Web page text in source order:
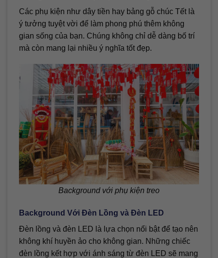
Các phụ kiện như dây tiền hay bảng gỗ chúc Tết là
ý tưởng tuyệt vời để làm phong phú thêm không
gian sống của bạn. Chúng không chỉ dễ dàng bố trí
mà còn mang lại nhiều ý nghĩa tốt đẹp.
Background với phụ kiện treo
Background Với Đèn Lồng và Đèn LED
Đèn lồng và đèn LED là lựa chọn nổi bật để tạo nên
không khí huyền ảo cho không gian. Những chiếc
đèn lồng kết hợp với ánh sáng từ đèn LED sẽ mang